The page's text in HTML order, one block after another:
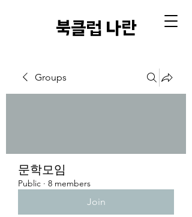
​북클럽 나란
Groups
문학모임
Public · 8 members
Join